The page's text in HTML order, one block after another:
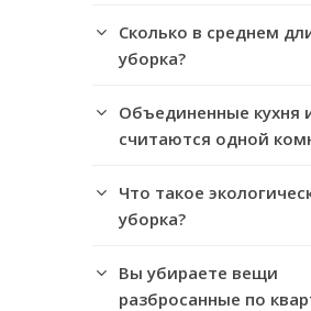
Сколько в среднем
уборка?
Объединенные кухня
считаются одной
Что такое
уборка?
Вы убираете вещи
разбросанные по